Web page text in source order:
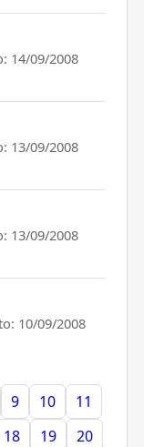
14/09/2008
13/09/2008
13/09/2008
10/09/2008
9 10
11
18 19
20